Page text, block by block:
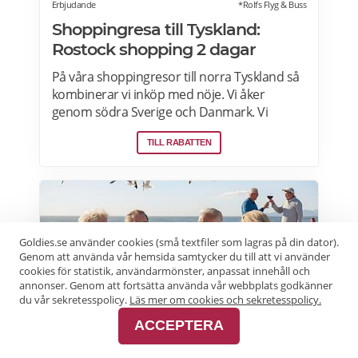
Erbjudande *Rolfs Flyg & Buss
Shoppingresa till Tyskland:
Rostock shopping 2 dagar
På våra shoppingresor till norra Tyskland så
kombinerar vi inköp med nöje. Vi åker
genom södra Sverige och Danmark. Vi
handlar i en gränshandelsbutik och varje
resenär får ta hem generösa mängder
hotell med frukost. I Rostock finns möjlighet
till en livad kväll på egen hand på någon av
stadens restauranger. Läs mer om resan
hos Rolfs buss här>>>
TILL RABATTEN
Goldies.se använder cookies (små textfiler som lagras på din dator).
Genom att använda vår hemsida samtycker du till att vi använder
cookies för statistik, användarmönster, anpassat innehåll och
annonser. Genom att fortsätta använda vår webbplats godkänner
du vår sekretesspolicy. Läs mer om cookies och sekretesspolicy.
ACCEPTERA